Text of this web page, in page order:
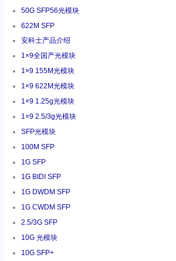
50G SFP56光模块
622M SFP
安科士产品介绍
1×9全国产光模块
1×9 155M光模块
1×9 622M光模块
1×9 1.25g光模块
1×9 2.5/3g光模块
SFP光模块
100M SFP
1G SFP
1G BIDI SFP
1G DWDM SFP
1G CWDM SFP
2.5/3G SFP
10G 光模块
10G SFP+